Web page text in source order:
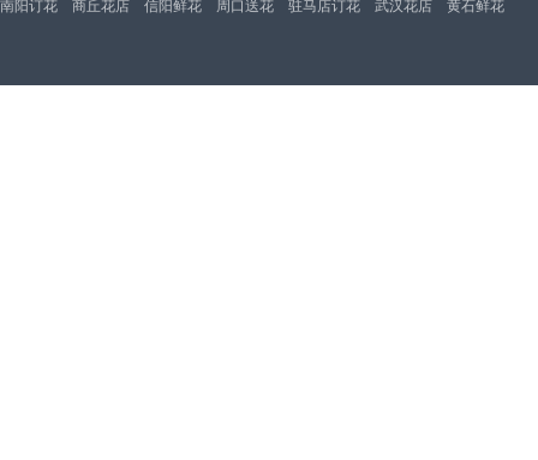
南阳订花
商丘花店 信阳鲜花 周口送花 驻马店订花 武汉花店 黄石鲜花